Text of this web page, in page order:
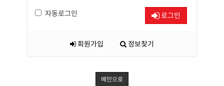
자동로그인 로그인
회원가입 정보찾기
메인으로